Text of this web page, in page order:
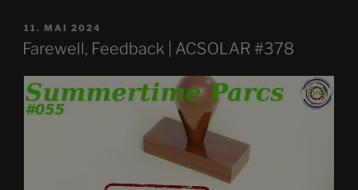
VERÖFFENTLICHT
AM
11. MAI 2024
Farewell, Feedback | ACSOLAR #378